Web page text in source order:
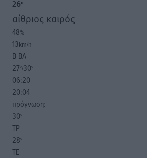
26°
αίθριος καιρός
48%
13km/h
Β-ΒΑ
27°/30°
06:20
20:04
πρόγνωση:
30°
ΤΡ
28°
ΤΕ